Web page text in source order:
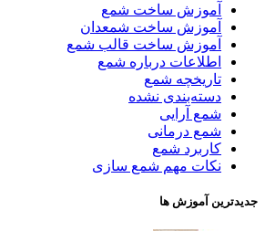
آموزش ساخت شمع
آموزش ساخت شمعدان
آموزش ساخت قالب شمع
اطلاعات درباره شمع
تاریخچه شمع
دسته‌بندی نشده
شمع آرایی
شمع درمانی
کاربرد شمع
نکات مهم شمع سازی
جدیدترین آموزش ها